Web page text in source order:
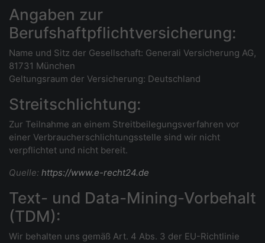
Angaben zur
Berufshaftpflichtversicherung:
Name und Sitz der Gesellschaft: Generali Versicherung AG,
81731 München
Geltungsraum der Versicherung: Deutschland
Streitschlichtung:
Zur Teilnahme an einem Streitbeilegungsverfahren vor
einer Verbraucherschlichtungsstelle sind wir nicht
verpflichtet und nicht bereit.
Quelle: https://www.e-recht24.de
Text- und Data-Mining-Vorbehalt
(TDM):
Wir behalten uns gemäß Art. 4 Abs. 3 der EU-Richtlinie